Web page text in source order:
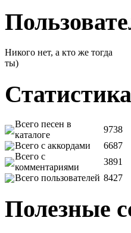
Никого нет, а кто же тогда
ты)
Всего песен в
каталоге
9738
Всего с аккордами
6687
Всего с
комментариями
3891
Всего пользователей 8427
Полезные